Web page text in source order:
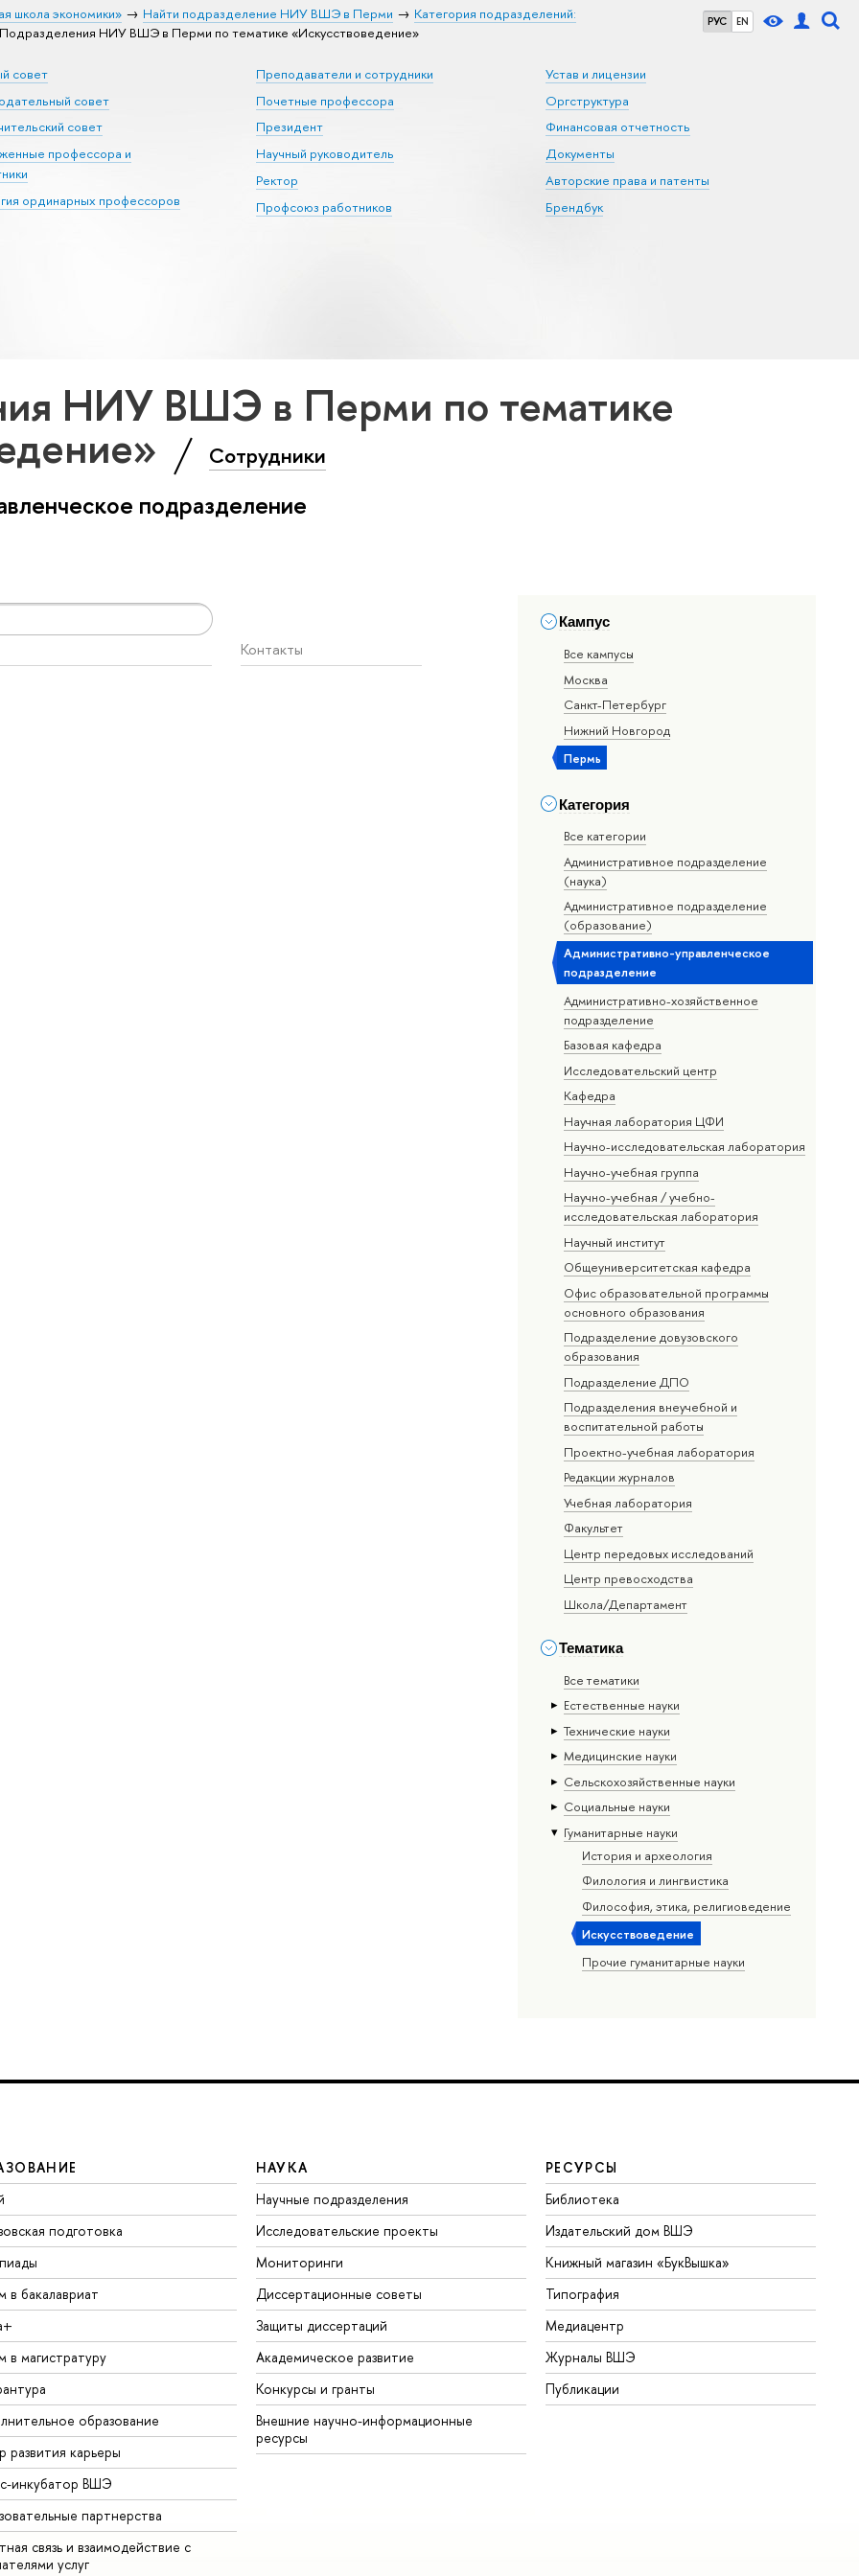
РУС EN
школа экономики» Найти подразделение НИУ ВШЭ в Перми
Категория подразделений:
Подразделения НИУ ВШЭ в Перми по тематике «Искусствоведение»
совет
совет
совет
профессора и
ординарных профессоров
Преподаватели и сотрудники
Почетные профессора
Президент
Научный руководитель
Ректор
Профсоюз работников
Устав и лицензии
Оргструктура
Финансовая отчетность
Документы
Авторские права и патенты
Брендбук
НИУ ВШЭ в Перми по тематике
Сотрудники
подразделение
Кампус
Все кампусы
Москва
Санкт-Петербург
Нижний Новгород
Пермь
Категория
Все категории
Административное подразделение
(наука)
Административное подразделение
(образование)
Административно-управленческое
подразделение
Административно-хозяйственное
подразделение
Базовая кафедра
Исследовательский центр
Кафедра
Научная лаборатория ЦФИ
Научно-исследовательская лаборатория
Научно-учебная группа
Научно-учебная / учебно-
исследовательская лаборатория
Научный институт
Общеуниверситетская кафедра
Офис образовательной программы
основного образования
Подразделение довузовского
образования
Подразделение ДПО
Подразделения внеучебной и
воспитательной работы
Проектно-учебная лаборатория
Редакции журналов
Учебная лаборатория
Факультет
Центр передовых исследований
Центр превосходства
Школа/Департамент
Тематика
Все тематики
Естественные науки
Тех­ничес­кие науки
Медицинские науки
Сельскохозяйственные науки
Социальные науки
Гуманитарные науки
История и археология
Филология и лингвистика
Философия, этика, религиоведение
Искусствоведение
Прочие гуманитарные науки
Контакты
подготовка
в бакалавриат
в магистратуру
образование
развития карьеры
инкубатор ВШЭ
партнерства
связь и взаимодействие с
услуг
НАУКА
Научные подразделения
Исследовательские проекты
Мониторинги
Диссертационные советы
Защиты диссертаций
Академическое развитие
Конкурсы и гранты
Внешние научно-информационные
ресурсы
РЕСУРСЫ
Библиотека
Издательский дом ВШЭ
Книжный магазин «БукВышка»
Типография
Медиацентр
Журналы ВШЭ
Публикации